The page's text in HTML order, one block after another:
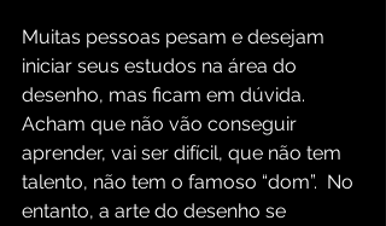
Muitas pessoas pesam e desejam
iniciar seus estudos na área do
desenho, mas ficam em dúvida.
Acham que não vão conseguir
aprender, vai ser difícil, que não tem
talento, não tem o famoso “dom”.  No
entanto, a arte do desenho se